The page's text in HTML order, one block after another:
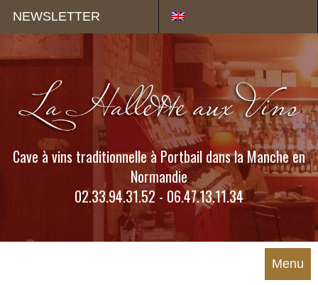
NEWSLETTER
Cave à vins traditionnelle à Portbail dans la Manche en
Normandie
02.33.94.31.52 - 06.47.13.11.34
Menu
Panneau de gestion des cookies